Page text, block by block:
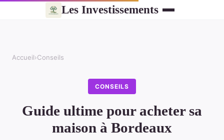
Les Investissements
Accueil›Conseils
CONSEILS
Guide ultime pour acheter sa
maison à Bordeaux